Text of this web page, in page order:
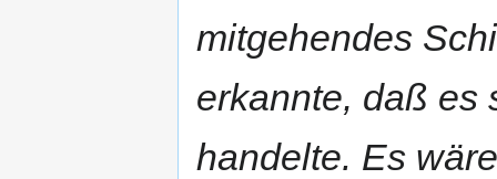
mitgehendes
erkannte, daß es
handelte. Es